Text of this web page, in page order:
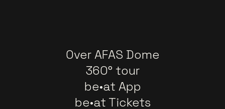
Over AFAS Dome
360° tour
be•at App
be•at Tickets